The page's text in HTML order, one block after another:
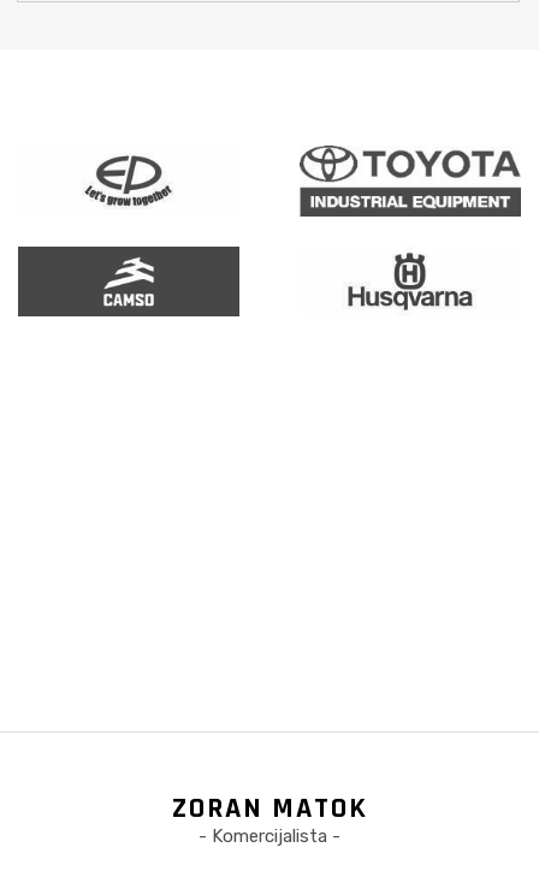
ZORAN MATOK
- Komercijalista -